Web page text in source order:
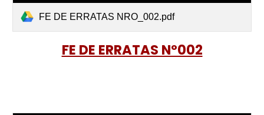
FE DE ERRATAS NRO_002.pdf
FE DE ERRATAS Nº002